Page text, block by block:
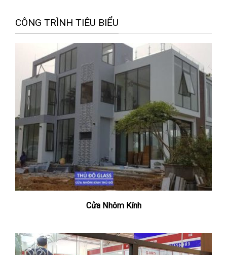
CÔNG TRÌNH TIÊU BIỂU
Cửa Nhôm Kính